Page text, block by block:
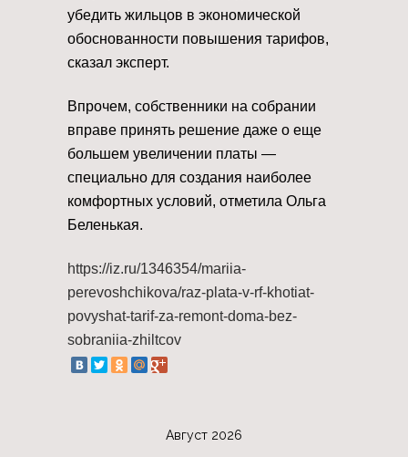
убедить жильцов в экономической
обоснованности повышения тарифов,
сказал эксперт.
Впрочем, собственники на собрании
вправе принять решение даже о еще
большем увеличении платы —
специально для создания наиболее
комфортных условий, отметила Ольга
Беленькая.
https://iz.ru/1346354/mariia-
perevoshchikova/raz-plata-v-rf-khotiat-
povyshat-tarif-za-remont-doma-bez-
sobraniia-zhiltcov
Август 2026